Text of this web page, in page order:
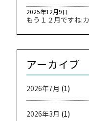
もう１２月ですね:
2025年12月9日
アーカイブ
2026年7月 (1)
2026年3月 (1)